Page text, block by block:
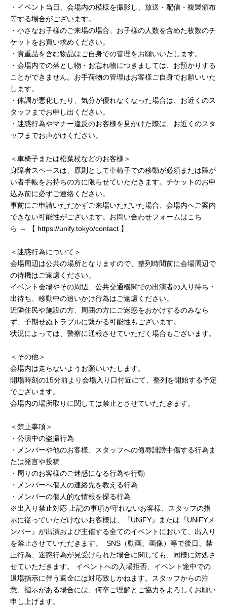
・イベント当⽇、会場内の模様を撮影し、放送・配信・複製頒布
等する場合がございます。
・⼩さなお⼦様のご来場の場合、お⼦様の⼈数を含めた枚数のチ
ケットをお買い求めください。
・貴重品を含む物品はご⾃⾝での管理をお願いいたします。
・会場内での落とし物・お忘れ物につきましては、お預かりする
ことができません。お⼿荷物の管理はお客様ご⾃⾝でお願いいた
します。
・体調が悪化したり、気分が優れなくなった場合は、お近くのス
タッフまでお申し出ください。
・迷惑⾏為やマナー違反のお客様を⾒かけた際は、お近くのスタ
ッフまでお声がけください。
＜⾞椅⼦または松葉杖などのお客様＞
⾝障者スペースは、原則として⾞椅⼦での移動が必須または障が
い者⼿帳をお持ちの⽅に限らせていただきます。チケットのお申
込み前に必ずご連絡ください。
事前にご申請いただかずご来場いただいた場合、会場内へご案内
できない可能性がございます。お問い合わせフォームはこち
ら → 【 https://unify.tokyo/contact 】
＜迷惑⾏為について＞
会場周辺は公共の場所となりますので、整列時間前に会場周辺で
の待機はご遠慮ください。
イベント会場やその周辺、公共交通機関での出演者の⼊り待ち・
出待ち、移動中の追いかけ⾏為はご遠慮ください。
近隣住⺠や施設の⽅、周囲の⽅にご迷惑をおかけするのみなら
ず、予期せぬトラブルに繋がる可能性もございます。
状況によっては、警察に通報させていただく場合もございます。
＜その他＞
会場内は走らないようお願いいたします。
開場時刻の15分前より会場入り口付近にて、整列を開始する予定
でございます。
会場内の場所取りに関しては禁止とさせていただきます。
＜禁⽌事項＞
・公演中の盗撮行為
・メンバーや他のお客様、スタッフへの侮辱誹謗中傷する行為ま
たは発言や投稿
・周りのお客様のご迷惑になる行為や行動
・メンバーへ個人の連絡先を教える行為
・メンバーの個人的な情報を探る行為
※出入り禁止対応 上記の事項が守れないお客様、スタッフの指
示に従っていただけないお客様は、『UNiFY』または『UNiFYメ
ンバー』が出演および主催する全てのイベントにおいて、出入り
を禁止させていただきます。 SNS（動画、画像）等で後日、禁
止行為、迷惑行為が見受けられた場合に関しても、同様に対処さ
せていただきます。 イベントへの入場拒否、イベント途中での
退場指示に伴う返金には対応致しかねます。スタッフからの注
意、指示がある場合には、何卒ご理解とご協力をよろしくお願い
申し上げます。